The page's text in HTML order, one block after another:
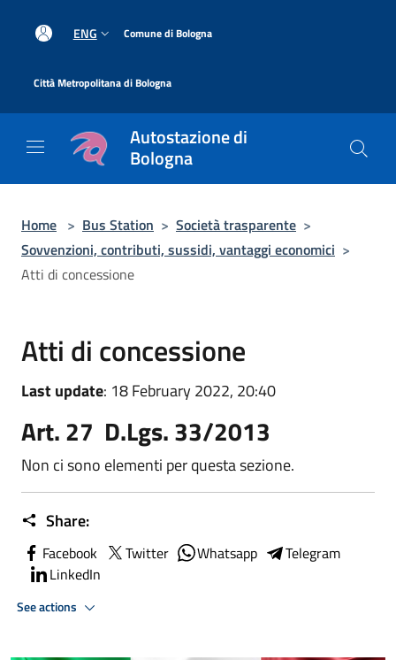
ENG Comune di Bologna
Città Metropolitana di Bologna
Autostazione di
Bologna
Home > Bus Station > Società trasparente >
Sovvenzioni, contributi, sussidi, vantaggi economici >
Atti di concessione
Atti di concessione
Last update: 18 February 2022, 20:40
Art. 27 D.Lgs. 33/2013
Non ci sono elementi per questa sezione.
Share:
Facebook Twitter Whatsapp
Telegram
LinkedIn
See actions